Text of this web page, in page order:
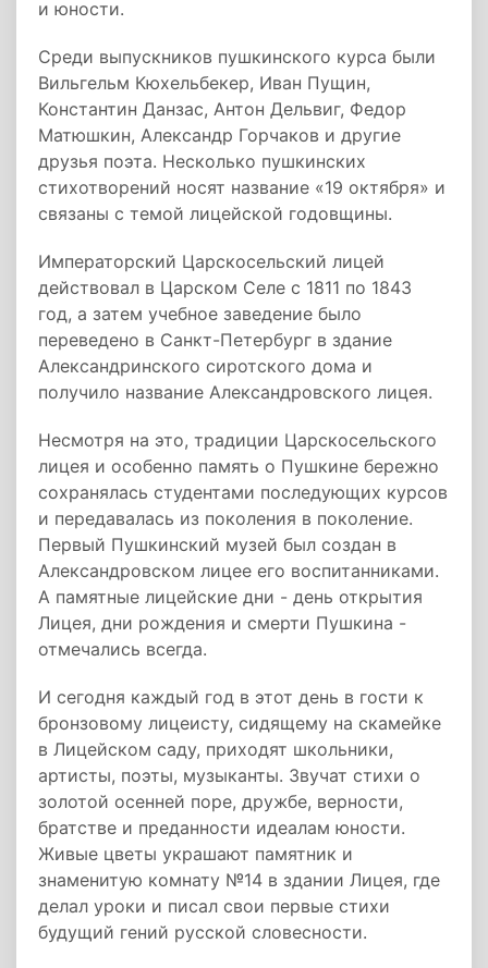
и юности.
Среди выпускников пушкинского курса были
Вильгельм Кюхельбекер, Иван Пущин,
Константин Данзас, Антон Дельвиг, Федор
Матюшкин, Александр Горчаков и другие
друзья поэта. Несколько пушкинских
стихотворений носят название «19 октября» и
связаны с темой лицейской годовщины.
Императорский Царскосельский лицей
действовал в Царском Селе с 1811 по 1843
год, а затем учебное заведение было
переведено в Санкт-Петербург в здание
Александринского сиротского дома и
получило название Александровского лицея.
Несмотря на это, традиции Царскосельского
лицея и особенно память о Пушкине бережно
сохранялась студентами последующих курсов
и передавалась из поколения в поколение.
Первый Пушкинский музей был создан в
Александровском лицее его воспитанниками.
А памятные лицейские дни - день открытия
Лицея, дни рождения и смерти Пушкина -
отмечались всегда.
И сегодня каждый год в этот день в гости к
бронзовому лицеисту, сидящему на скамейке
в Лицейском саду, приходят школьники,
артисты, поэты, музыканты. Звучат стихи о
золотой осенней поре, дружбе, верности,
братстве и преданности идеалам юности.
Живые цветы украшают памятник и
знаменитую комнату №14 в здании Лицея, где
делал уроки и писал свои первые стихи
будущий гений русской словесности.